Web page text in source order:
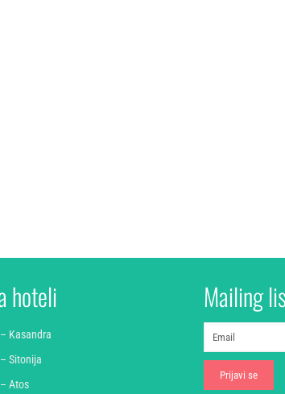
hoteli
Kasandra
Sitonija
Atos
Mailing